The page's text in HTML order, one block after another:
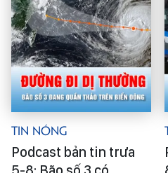
Tin Nóng
Podcast bản tin trưa